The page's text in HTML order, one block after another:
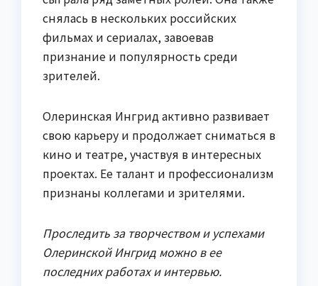
снялась в нескольких российских
фильмах и сериалах, завоевав
признание и популярность среди
зрителей.
Олеринская Ингрид активно развивает
свою карьеру и продолжает сниматься в
кино и театре, участвуя в интересных
проектах. Ее талант и профессионализм
признаны коллегами и зрителями.
Проследить за творчеством и успехами
Олеринской Ингрид можно в ее
последних работах и интервью.